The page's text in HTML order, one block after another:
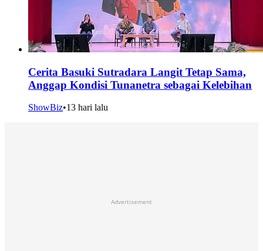
Cerita Basuki Sutradara Langit Tetap Sama,
Anggap Kondisi Tunanetra sebagai Kelebihan
ShowBiz•13 hari lalu
Advertisement